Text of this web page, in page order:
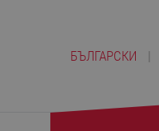
БЪЛГАРСКИ |